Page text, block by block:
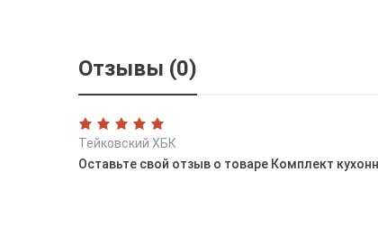
Отзывы (0)
Тейковский ХБК
Оставьте свой отзыв о товаре Комплект